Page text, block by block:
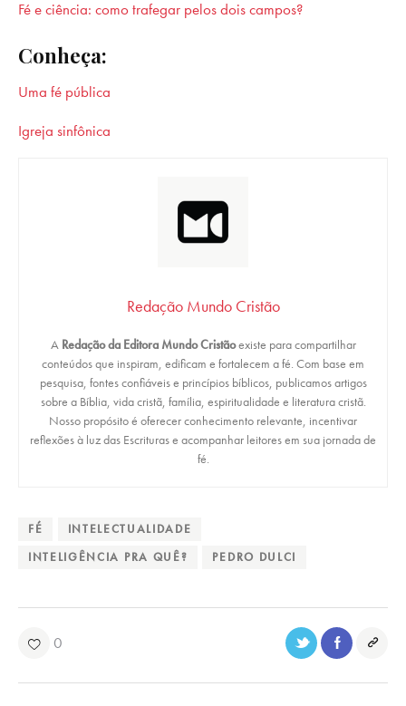
Fé e ciência: como trafegar pelos dois campos?
Conheça:
Uma fé pública
Igreja sinfônica
Redação Mundo Cristão
A Redação da Editora Mundo Cristãoexiste para compartilhar
conteúdos que inspiram, edificam e fortalecem a fé. Com base em
pesquisa, fontes confiáveis e princípios bíblicos, publicamos artigos
sobre a Bíblia, vida cristã, família, espiritualidade e literatura cristã.
Nosso propósito é oferecer conhecimento relevante, incentivar
reflexões à luz das Escrituras e acompanhar leitores em sua jornada de
fé.
FÉ
INTELECTUALIDADE
INTELIGÊNCIA PRA QUÊ?
PEDRO DULCI
0